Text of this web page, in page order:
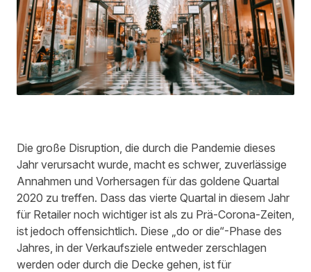
Die große Disruption, die durch die Pandemie dieses
Jahr verursacht wurde, macht es schwer, zuverlässige
Annahmen und Vorhersagen für das goldene Quartal
2020 zu treffen. Dass das vierte Quartal in diesem Jahr
für Retailer noch wichtiger ist als zu Prä-Corona-Zeiten,
ist jedoch offensichtlich. Diese „do or die“-Phase des
Jahres, in der Verkaufsziele entweder zerschlagen
werden oder durch die Decke gehen, ist für